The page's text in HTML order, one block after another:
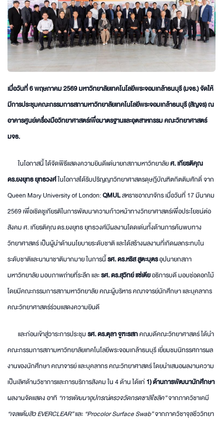
เมื่อวันที่ 6 พฤษภาคม 2569 มหาวิทยาลัยเทคโนโลยีพระจอมเกล้าธนบุรี (มจธ.) จัดให้
มีการประชุมคณะกรรมการสภามหาวิทยาลัยเทคโนโลยีพระจอมเกล้าธนบุรี (สัญจร) ณ
อาคารศูนย์เครื่องมือวิทยาศาสตร์เพื่อมาตรฐานและอุตสาหกรรม คณะวิทยาศาสตร์
มจธ.
ในโอกาสนี้ ได้จัดพิธีแสดงความยินดีแด่นายกสภามหาวิทยาลัยศ. เกียรติคุณ
ดร.ยงยุทธ ยุทธวงศ์ในโอกาสได้รับปริญญาวิทยาศาสตรดุษฎีบัณฑิตกิตติมศักดิ์ จาก
Queen Mary University of London:QMULสหราชอาณาจักร เมื่อวันที่ 17 มีนาคม
2569 เพื่อเชิดชูเกียรติในการพัฒนาความก้าวหน้าทางวิทยาศาสตร์เพื่อประโยชน์ต่อ
สังคม ศ. เกียรติคุณ ดร.ยงยุทธ ยุทธวงศ์มีผลงานโดดเด่นทั้งด้านการค้นพบทาง
วิทยาศาสตร์ เป็นผู้นำด้านนโยบายระดับชาติ และได้สร้างผลงานที่เกิดผลกระทบใน
ระดับชาติและนานาชาติมากมาย ในการนี้รศ. ดร.หริส สูตะบุตรอุปนายกสภา
มหาวิทยาลัย มอบภาพถ่ายที่ระลึก และรศ. ดร.สุวิทย์ แซ่เตียอธิการบดี มอบช่อดอกไม้
โดยมีคณะกรรมการสภามหาวิทยาลัย คณะผู้บริหาร คณาจารย์นักศึกษา และบุคลากร
คณะวิทยาศาสตร์ร่วมแสดงความยินดี
และก่อนเข้าสู่วาระการประชุมรศ. ดร.ตุลา จูฑะรสกคณบดีคณะวิทยาศาสตร์ ได้นำ
คณะกรรมการสภามหาวิทยาลัยเทคโนโลยีพระจอมเกล้าธนบุรี เยี่ยมชมนิทรรศการผล
งานของนักศึกษา คณาจารย์ และบุคลากร คณะวิทยาศาสตร์ โดยนำเสนอผลงานความ
เป็นเลิศด้านวิชาการและการบริการสังคม ใน 4 ด้าน ได้แก่1) ด้านการพัฒนานักศึกษา
ผลงานจัดแสดง อาทิ “การพัฒนาอุปกรณ์ตรวจวัดกรดซาลิไซลิค”จากภาควิชาเคมี
“เจลแต้มสิว EVERCLEAR”และ “Procolor Surface Swab”จากภาควิชาจุลชีววิทยา